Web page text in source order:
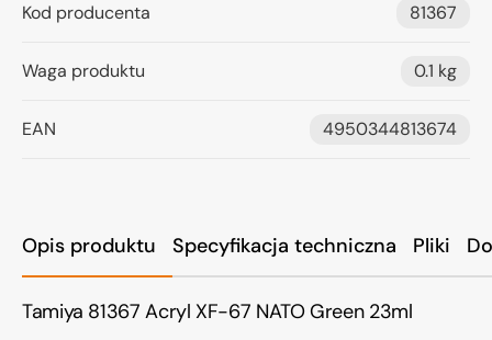
Opis produktu Specyfikacja techniczna Pliki
Tamiya 81367 Acryl XF-67 NATO Green 23ml
Kod producenta 81367
Waga produktu 0.1 kg
EAN 4950344813674